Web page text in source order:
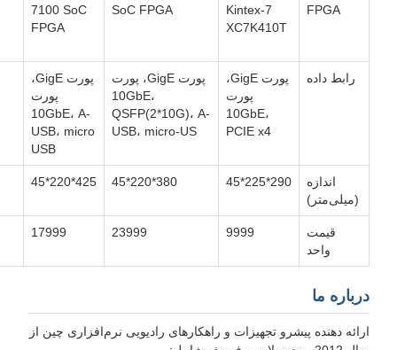
FPGA
Kintex-7
XC7K410T
SoC FPGA
7100 SoC
FPGA
رابط داده
پورت GigE،
پورت
10GbE،
PCIE x4
پورت GigE، پورت
10GbE،
QSFP(2*10G)، A-
USB، micro-US
پورت GigE،
پورت
10GbE، A-
USB، micro
USB
اندازه
(میلی‌متر)
290*225*45
380*220*45
425*220*45
قیمت
واحد
9999
23999
17999
درباره ما
ارائه دهنده پیشرو تجهیزات و راهکارهای رادیویی نرم‌افزاری چین از